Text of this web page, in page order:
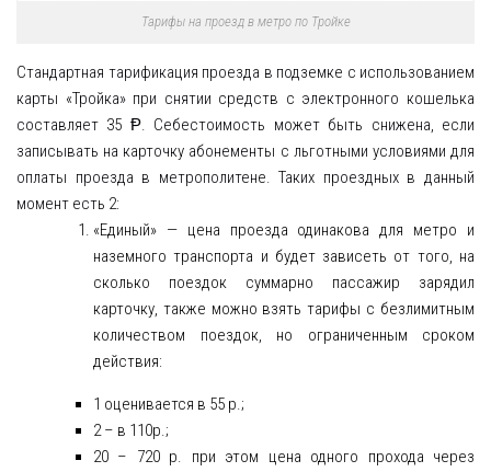
Тарифы на проезд в метро по Тройке
Стандартная тарификация проезда в подземке с использованием
карты «Тройка» при снятии средств с электронного кошелька
составляет 35 Ᵽ. Себестоимость может быть снижена, если
записывать на карточку абонементы с льготными условиями для
оплаты проезда в метрополитене. Таких проездных в данный
момент есть 2:
«Единый» — цена проезда одинакова для метро и
наземного транспорта и будет зависеть от того, на
сколько поездок суммарно пассажир зарядил
карточку, также можно взять тарифы с безлимитным
количеством поездок, но ограниченным сроком
действия:
1 оценивается в 55 р.;
2 – в 110р.;
20 – 720 р. при этом цена одного прохода через